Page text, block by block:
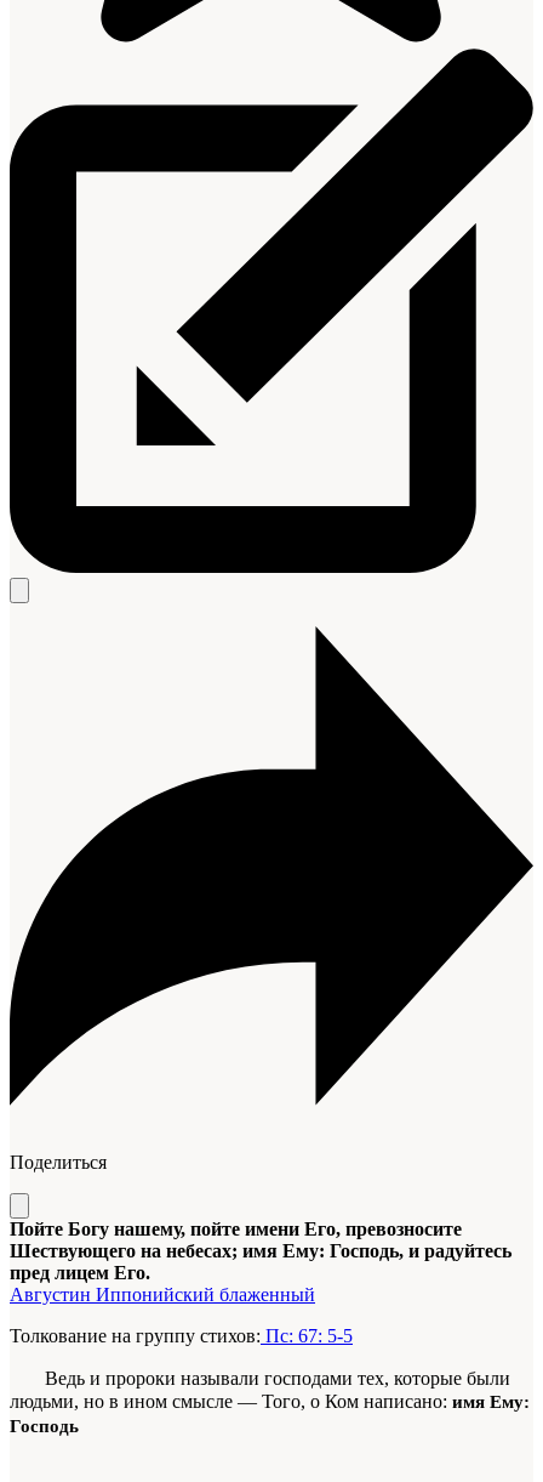
Поделиться
Пойте Богу нашему, пойте имени Его, превозносите
Шествующего на небесах; имя Ему: Господь, и радуйтесь
пред лицем Его.
Августин Иппонийский блаженный
Толкование на группу стихов: Пс: 67: 5-5
Ведь и пророки называли господа­ми тех, которые были
людьми, но в ином смысле — Того, о Ком написано: имя Ему:
Господь